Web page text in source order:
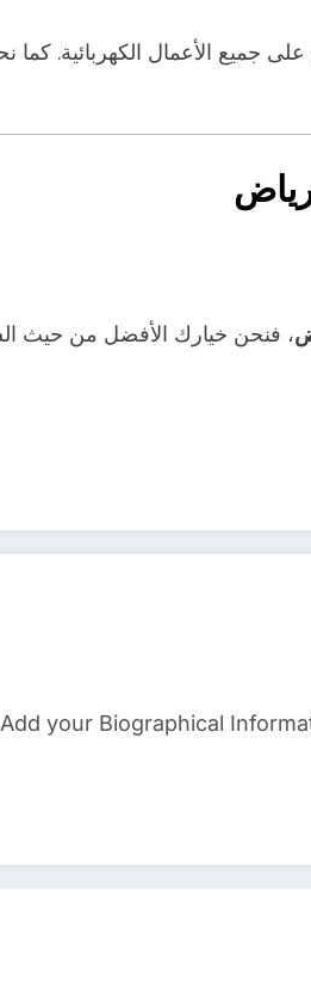
جميع الأعمال الكهربائية.
، فنحن خيارك الأفضل من حيث
Add your Biographical